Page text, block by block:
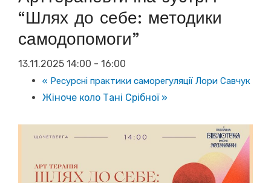
“Шлях до себе: методики
самодопомоги”
13.11.2025 14:00 - 16:00
« Ресурсні практики саморегуляції Лори Савчук
Жіноче коло Тані Срібної »